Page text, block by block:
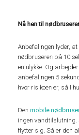
Nå hen til
Anbefalingen lyder, at
nødbruseren på 10
en ulykke. Og
anbefalingen 5
hvor risikoen er, så I
Denmobile
ingen vandtilslutning.
flytter sig. Så er den